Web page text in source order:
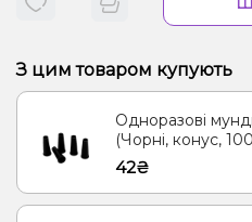
З цим товаром купують
Одноразові
(Чорні, конус,
42₴